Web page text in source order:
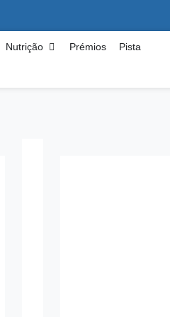
Nutrição Prémios Pista